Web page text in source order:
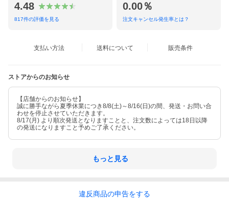
4.48
817件の評価を見る
0.00％
注文キャンセル発生率とは？
支払い方法 送料について 販売条件
ストアからのお知らせ
【店舗からのお知らせ】
誠に勝手ながら夏季休業につき8/8(土)～8/16(日)の間、発送・お問い合
わせを停止させていただきます。
8/17(月) より順次発送となりますことと、注文数によっては18日以降
の発送になりますこと予めご了承ください。
もっと見る
違反商品の申告をする